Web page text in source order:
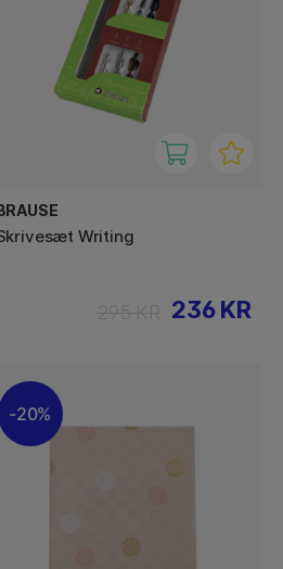
Writing
236 KR
20%